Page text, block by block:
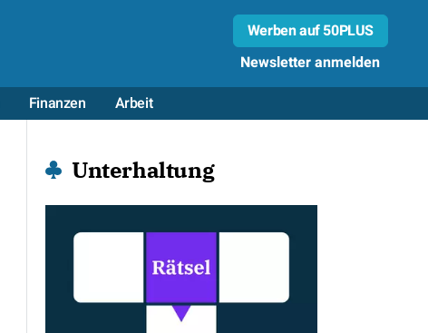
Werben auf 50PLUS
Newsletter anmelden
Finanzen Arbeit
Unterhaltung